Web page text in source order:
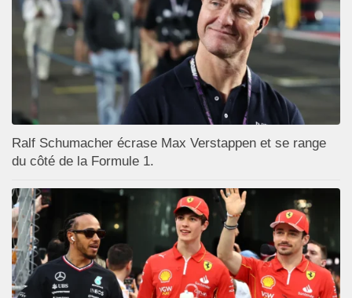
Ralf Schumacher écrase Max Verstappen et se range
du côté de la Formule 1.